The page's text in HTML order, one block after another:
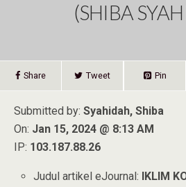
(SHIBA
Share Tweet Pin
Submitted by: Syahidah, Shiba
On: Jan 15, 2024 @ 8:13 AM
IP: 103.187.88.26
Judul artikel eJournal: IKLIM